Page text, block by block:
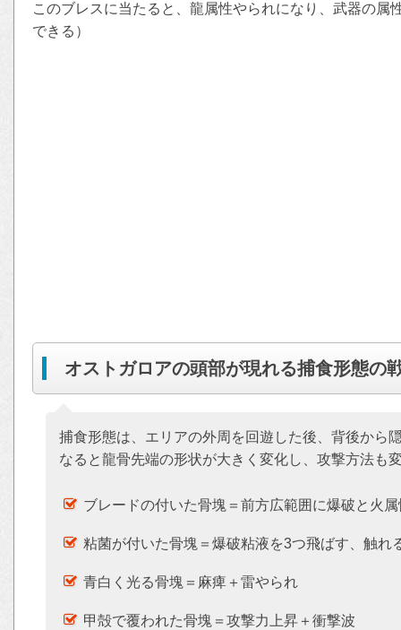
このブレスに当たると、龍属性やられになり、武器の属
できる）
オストガロアの頭部が現れる捕食形態の
捕食形態は、エリアの外周を回遊した後、背後から
なると龍骨先端の形状が大きく変化し、攻撃方法
ブレードの付いた骨塊＝前方広範囲に爆破と火
粘菌が付いた骨塊＝爆破粘液を3つ飛ばす、触れ
青白く光る骨塊＝麻痺＋雷やられ
甲殻で覆われた骨塊＝攻撃力上昇＋衝撃波